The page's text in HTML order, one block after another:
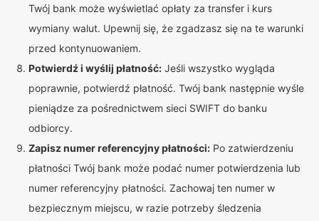
Twój bank może wyświetlać opłaty za transfer i kurs
wymiany walut. Upewnij się, że zgadzasz się na te warunki
przed kontynuowaniem.
Potwierdź i wyślij płatność: Jeśli wszystko wygląda
poprawnie, potwierdź płatność. Twój bank następnie wyśle
pieniądze za pośrednictwem sieci SWIFT do banku
odbiorcy.
Zapisz numer referencyjny płatności: Po zatwierdzeniu
płatności Twój bank może podać numer potwierdzenia lub
numer referencyjny płatności. Zachowaj ten numer w
bezpiecznym miejscu, w razie potrzeby śledzenia